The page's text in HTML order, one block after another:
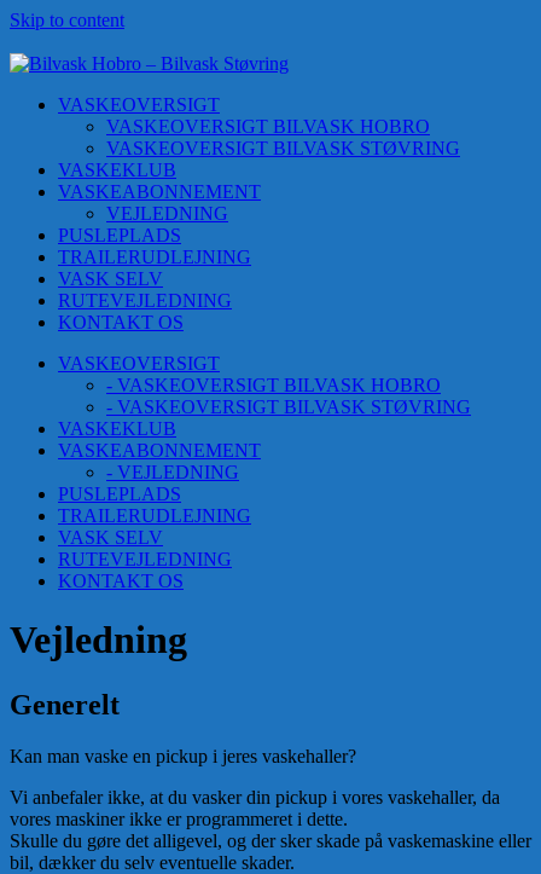
Skip to content
VASKEOVERSIGT
VASKEOVERSIGT BILVASK HOBRO
VASKEOVERSIGT BILVASK STØVRING
VASKEKLUB
VASKEABONNEMENT
VEJLEDNING
PUSLEPLADS
TRAILERUDLEJNING
VASK SELV
RUTEVEJLEDNING
KONTAKT OS
VASKEOVERSIGT
- VASKEOVERSIGT BILVASK HOBRO
- VASKEOVERSIGT BILVASK STØVRING
VASKEKLUB
VASKEABONNEMENT
- VEJLEDNING
PUSLEPLADS
TRAILERUDLEJNING
VASK SELV
RUTEVEJLEDNING
KONTAKT OS
Vejledning
Generelt
Kan man vaske en pickup i jeres vaskehaller?
Vi anbefaler ikke, at du vasker din pickup i vores vaskehaller, da
vores maskiner ikke er programmeret i dette.
Skulle du gøre det alligevel, og der sker skade på vaskemaskine eller
bil, dækker du selv eventuelle skader.